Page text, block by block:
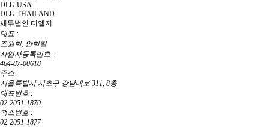
DLG USA
DLG THAILAND
세무법인 디엘지
대표 :
조원희, 안희철
사업자등록번호 :
464-87-00618
주소 :
서울특별시 서초구 강남대로 311, 8층
대표번호 :
02-2051-1870
팩스번호 :
02-2051-1877